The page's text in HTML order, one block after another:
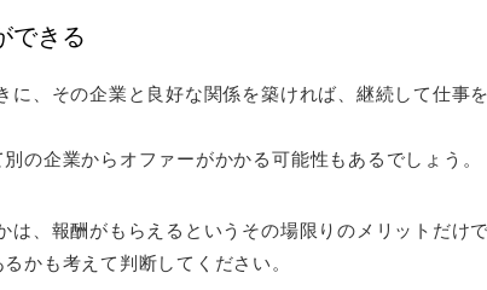
できる
に、その企業と良好な関係を築ければ、継続して仕事
の企業から オファーがかかる可能性もある でしょう。
は、報酬がもらえるというその場限りのメリットだけ
かも考えて判断してください。